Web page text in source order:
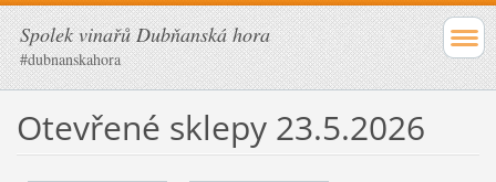
Spolek vinařů Dubňanská hora
#dubnanskahora
Otevřené sklepy 23.5.2026